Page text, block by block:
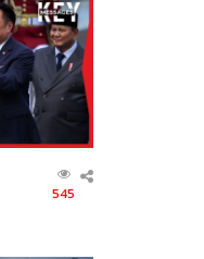
545